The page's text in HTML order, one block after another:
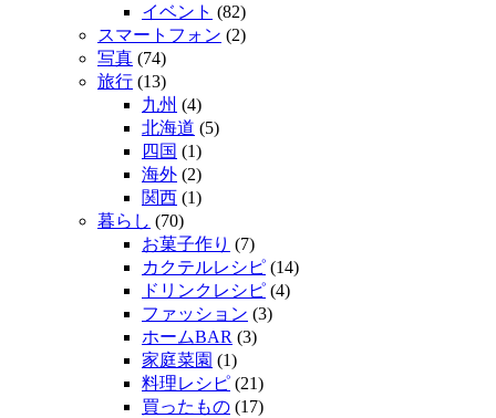
イベント (82)
スマートフォン (2)
写真 (74)
旅行 (13)
九州 (4)
北海道 (5)
四国 (1)
海外 (2)
関西 (1)
暮らし (70)
お菓子作り (7)
カクテルレシピ (14)
ドリンクレシピ (4)
ファッション (3)
ホームBAR (3)
家庭菜園 (1)
料理レシピ (21)
買ったもの (17)